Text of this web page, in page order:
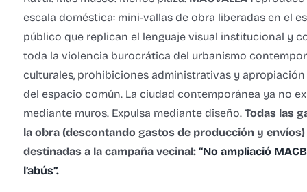
escala doméstica: mini-vallas de obra liberadas en el
público que replican el lenguaje visual institucional y
toda la violencia burocrática del urbanismo
culturales, prohibiciones administrativas y
del espacio común. La ciudad contemporánea ya no
mediante muros. Expulsa mediante diseño. Todas las
la obra (descontando gastos de producción y
destinadas a la campaña vecinal: “No ampliació
l’abús”.